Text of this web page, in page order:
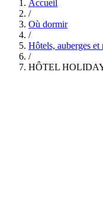
Accueil
/
Où dormir
/
Hôtels, auberges et
/
HÔTEL